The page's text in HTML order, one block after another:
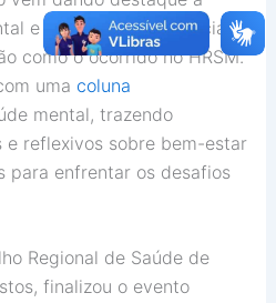
e reforça a importância
como o ocorrido no HRSM.
uma coluna
mental, trazendo
reflexivos sobre bem-estar
para enfrentar os desafios
Regional de Saúde de
finalizou o evento